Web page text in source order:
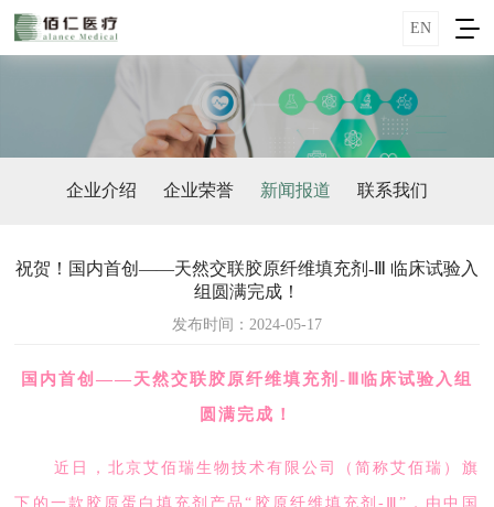
EN
企业介绍 企业荣誉 新闻报道 联系我们
祝贺！国内首创——天然交联胶原纤维填充剂-Ⅲ 临床试验入
组圆满完成！
发布时间：2024-05-17
国内首创——天然交联胶原纤维填充剂-Ⅲ 临床试验入组
圆满完成！
近日，北京艾佰瑞生物技术有限公司（简称艾佰瑞）旗
下的一款胶原蛋白填充剂产品“胶原纤维填充剂-Ⅲ”，由中国